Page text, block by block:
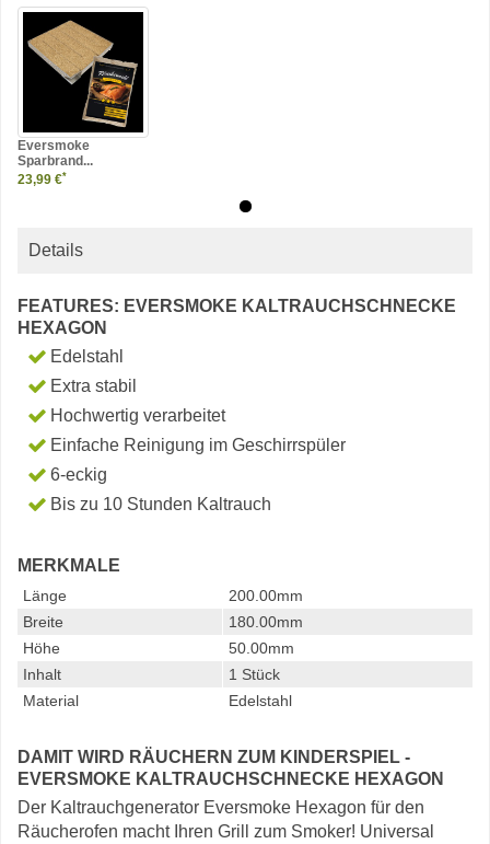
Eversmoke
Sparbrand...
23,99 €*
Details
FEATURES: EVERSMOKE KALTRAUCHSCHNECKE
HEXAGON
Edelstahl
Extra stabil
Hochwertig verarbeitet
Einfache Reinigung im Geschirrspüler
6-eckig
Bis zu 10 Stunden Kaltrauch
MERKMALE
Länge
200.00mm
Breite
180.00mm
Höhe
50.00mm
Inhalt
1 Stück
Material
Edelstahl
DAMIT WIRD RÄUCHERN ZUM KINDERSPIEL -
EVERSMOKE KALTRAUCHSCHNECKE HEXAGON
Der Kaltrauchgenerator Eversmoke Hexagon für den
Räucherofen macht Ihren Grill zum Smoker! Universal